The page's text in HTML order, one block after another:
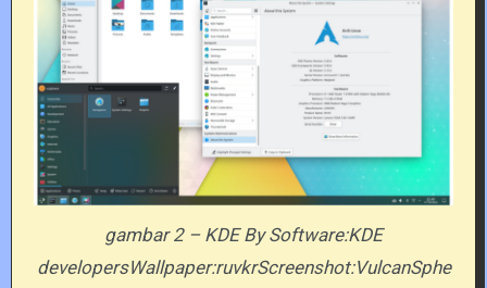
gambar 2 – KDE By Software:KDE
developersWallpaper:ruvkrScreenshot:VulcanSphe